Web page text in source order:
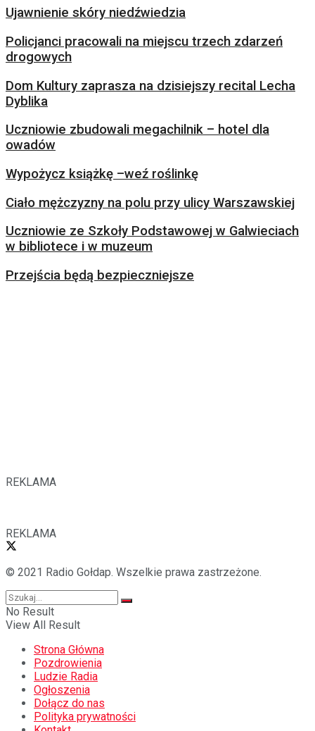
Ujawnienie skóry niedźwiedzia
Policjanci pracowali na miejscu trzech zdarzeń
drogowych
Dom Kultury zaprasza na dzisiejszy recital Lecha
Dyblika
Uczniowie zbudowali megachilnik – hotel dla
owadów
Wypożycz książkę –weź roślinkę
Ciało mężczyzny na polu przy ulicy Warszawskiej
Uczniowie ze Szkoły Podstawowej w Galwieciach
w bibliotece i w muzeum
Przejścia będą bezpieczniejsze
REKLAMA
REKLAMA
© 2021 Radio Gołdap. Wszelkie prawa zastrzeżone.
No Result
View All Result
Strona Główna
Pozdrowienia
Ludzie Radia
Ogłoszenia
Dołącz do nas
Polityka prywatności